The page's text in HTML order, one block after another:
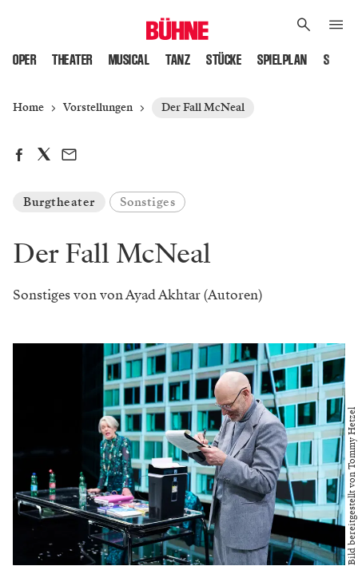
OPER THEATER MUSICAL TANZ STÜCKE SPIELPLAN
Home Vorstellungen Der Fall McNeal
Burgtheater Sonstiges
Der Fall McNeal
Sonstiges von von Ayad Akhtar (Autoren)
Bild bereitgestellt von Tommy Hetzel